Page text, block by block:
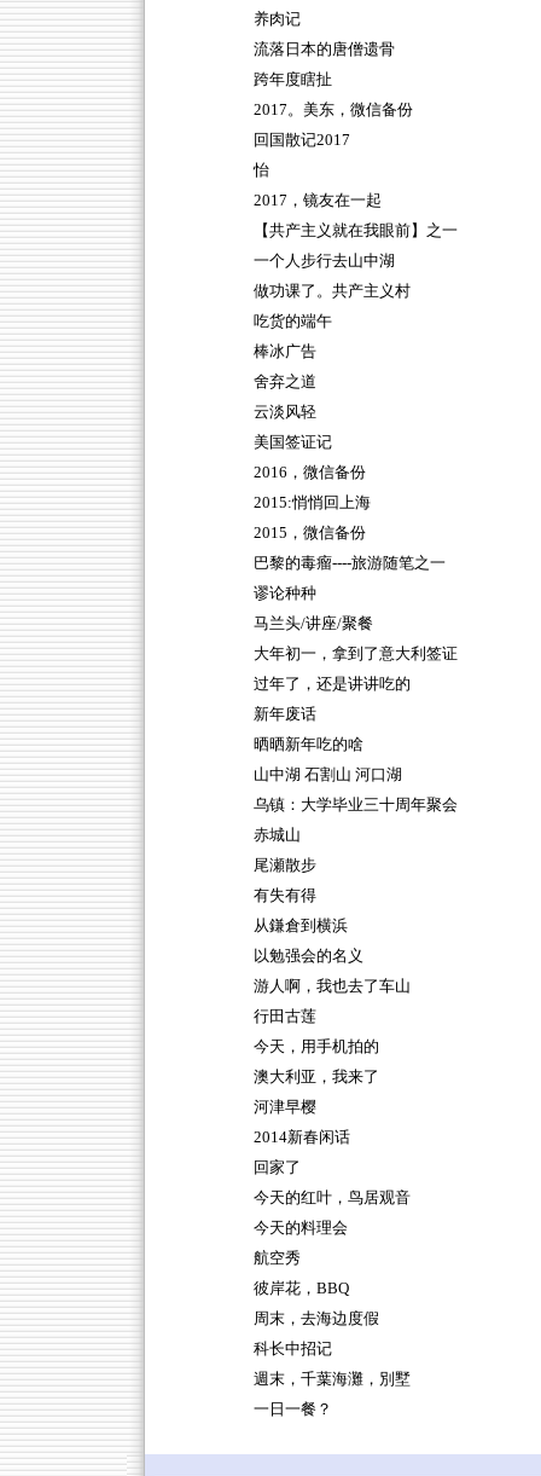
养肉记
流落日本的唐僧遗骨
跨年度瞎扯
2017。美东，微信备份
回国散记2017
怡
2017，镜友在一起
【共产主义就在我眼前】之一
一个人步行去山中湖
做功课了。共产主义村
吃货的端午
棒冰广告
舍弃之道
云淡风轻
美国签证记
2016，微信备份
2015:悄悄回上海
2015，微信备份
巴黎的毒瘤----旅游随笔之一
谬论种种
马兰头/讲座/聚餐
大年初一，拿到了意大利签证
过年了，还是讲讲吃的
新年废话
晒晒新年吃的啥
山中湖 石割山 河口湖
乌镇：大学毕业三十周年聚会
赤城山
尾瀬散步
有失有得
从鎌倉到横浜
以勉强会的名义
游人啊，我也去了车山
行田古莲
今天，用手机拍的
澳大利亚，我来了
河津早樱
2014新春闲话
回家了
今天的红叶，鸟居观音
今天的料理会
航空秀
彼岸花，BBQ
周末，去海边度假
科长中招记
週末，千葉海灘，別墅
一日一餐？